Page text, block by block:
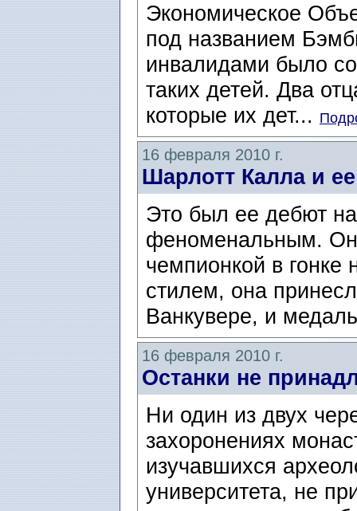
Экономическое
под названием
инвалидами было
таких детей. Два
которые их дет...
16 февраля 2010 г.
Шарлотт Калла и
Это был ее дебют
феноменальным.
чемпионкой в
стилем, она
Ванкувере, и
16 февраля 2010 г.
Останки не
Ни один из двух
захоронениях
изучавшихся
университета, не